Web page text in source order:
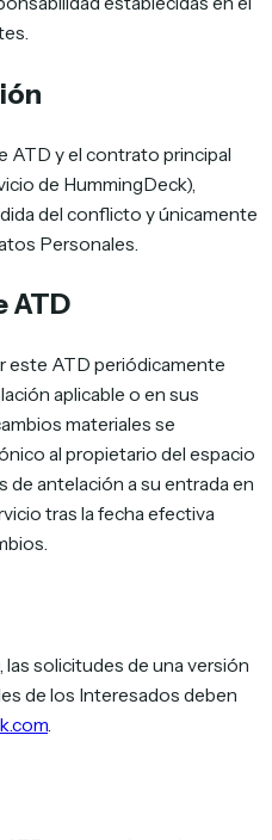
ATD y el contrato principal
de HummingDeck),
del conflicto y únicamente
Personales.
ATD
este ATD periódicamente
aplicable o en sus
materiales se
al propietario del espacio
de antelación a su entrada en
tras la fecha efectiva
solicitudes de una versión
de los Interesados deben
.